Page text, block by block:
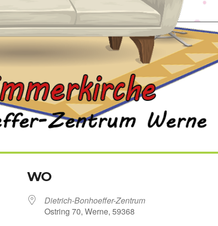
WO
Dietrich-Bonhoeffer-Zentrum
Ost­ring 70, Wer­ne, 59368